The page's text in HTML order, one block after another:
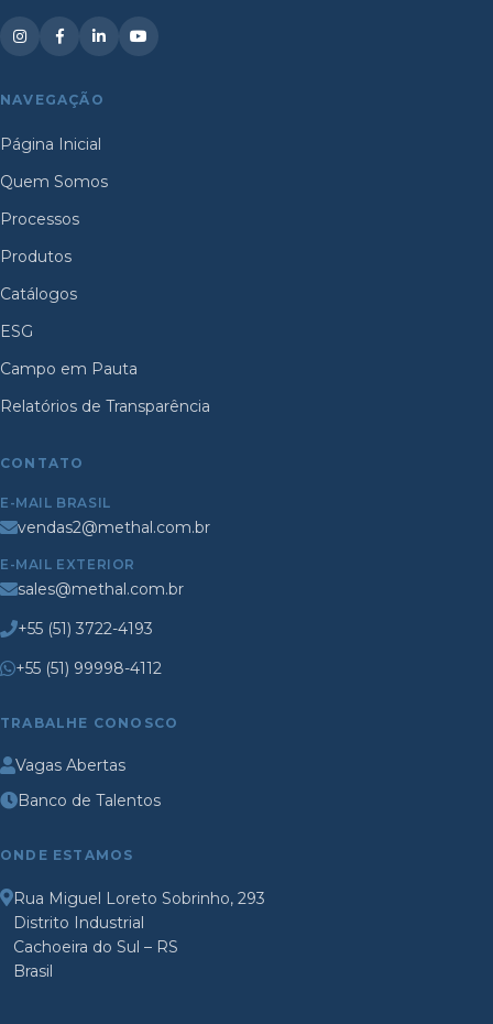
NAVEGAÇÃO
Página Inicial
Quem Somos
Processos
Produtos
Catálogos
ESG
Campo em Pauta
Relatórios de Transparência
CONTATO
E-MAIL BRASIL
vendas2@methal.com.br
E-MAIL EXTERIOR
sales@methal.com.br
+55 (51) 3722-4193
+55 (51) 99998-4112
TRABALHE CONOSCO
Vagas Abertas
Banco de Talentos
ONDE ESTAMOS
Rua Miguel Loreto Sobrinho, 293
Distrito Industrial
Cachoeira do Sul – RS
Brasil